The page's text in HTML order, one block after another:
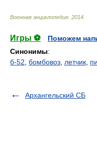
Военная энциклопедия 2014
Игры ⚽
Поможем
Синонимы:
б-52 бомбовоз летчик
Архангельский СБ